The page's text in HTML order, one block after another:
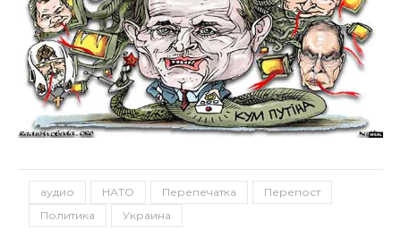
аудио НАТО Перепечатка
Перепост
Политика
Украина